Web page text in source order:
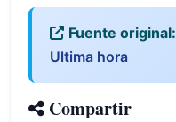
Fuente original:
Ultima hora
Compartir